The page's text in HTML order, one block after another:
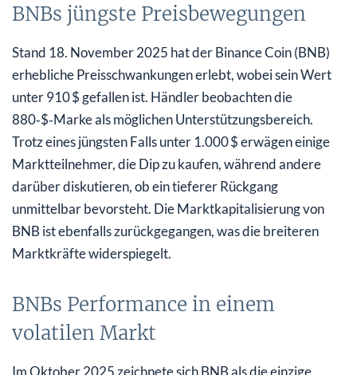
BNBs jüngste Preisbewegungen
Stand 18. November 2025 hat der Binance Coin (BNB)
erhebliche Preisschwankungen erlebt, wobei sein Wert
unter 910 $ gefallen ist. Händler beobachten die
880‑$‑Marke als möglichen Unterstützungsbereich.
Trotz eines jüngsten Falls unter 1.000 $ erwägen einige
Marktteilnehmer, die Dip zu kaufen, während andere
darüber diskutieren, ob ein tieferer Rückgang
unmittelbar bevorsteht. Die Marktkapitalisierung von
BNB ist ebenfalls zurückgegangen, was die breiteren
Marktkräfte widerspiegelt.
BNBs Performance in einem
volatilen Markt
Im Oktober 2025 zeichnete sich BNB als die einzige